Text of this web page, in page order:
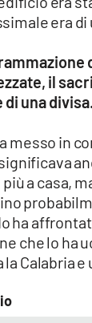
era di
il
una
messo in
a casa,
ha
che lo ha
Calabria e